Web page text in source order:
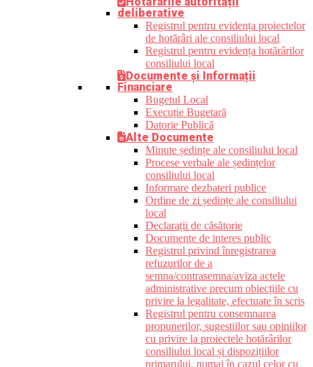
deliberative
Registrul pentru evidența proiectelor
de hotărâri ale consiliului local
Registrul pentru evidența hotărârilor
consiliului local
Documente și Informații
Financiare
Bugetul Local
Execuție Bugetară
Datorie Publică
Alte Documente
Minute ședințe ale consiliului local
Procese verbale ale ședințelor
consiliului local
Informare dezbateri publice
Ordine de zi ședințe ale consiliului
local
Declarații de căsătorie
Documente de interes public
Registrul privind înregistrarea
refuzurilor de a
semna/contrasemna/aviza actele
administrative precum obiecțiile cu
privire la legalitate, efectuate în scris
Registrul pentru consemnarea
propunerilor, sugestiilor sau opiniilor
cu privire la proiectele hotărârilor
consiliului local și dispozițiilor
primarului, numai în cazul celor cu